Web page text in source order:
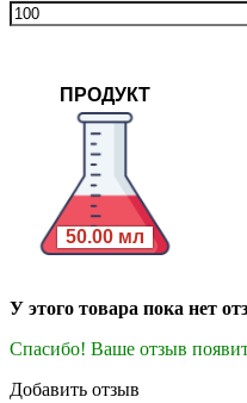
ПРОДУКТ
50.00 мл
У этого товара пока нет
Спасибо! Ваше отзыв
Добавить отзыв